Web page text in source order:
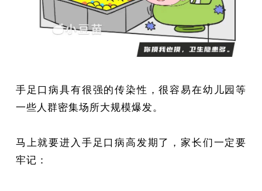
手足口病具有很强的传染性，很容易在幼儿园等
一些人群密集场所大规模爆发。
马上就要进入手足口病高发期了，家长们一定要
牢记：